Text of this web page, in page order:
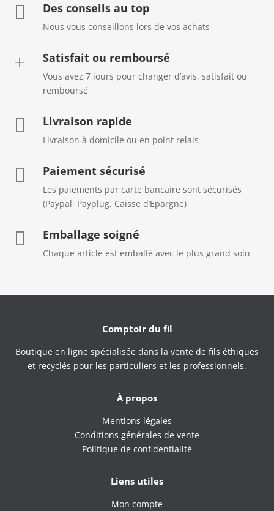
 Des conseils au top
Nous vous conseillons lors de vos achats
+ Satisfait ou remboursé
Vous avez 7 jours pour changer d’avis, satisfait ou
remboursé
 Livraison rapide
Livraison à domicile ou en point relais
 Paiement sécurisé
Les paiements par carte bancaire sont sécurisés
(Paypal, Payplug, Caisse d’Epargne)
 Emballage soigné
Chaque article est emballé avec le plus grand soin
Comptoir du fil
Boutique en ligne spécialisée dans la vente de fils éthiques
et recyclés pour les particuliers et les professionnels.
À propos
Mentions légales
Conditions générales de vente
Politique de confidentialité
Liens utiles
Mon compte